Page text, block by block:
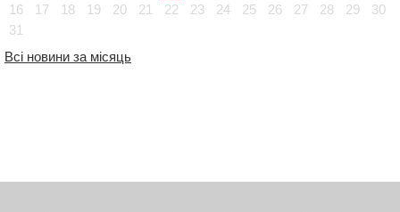
16
17 18 19 20 21 22 23 24 25 26 27 28 29
30
31
Всі новини за місяць